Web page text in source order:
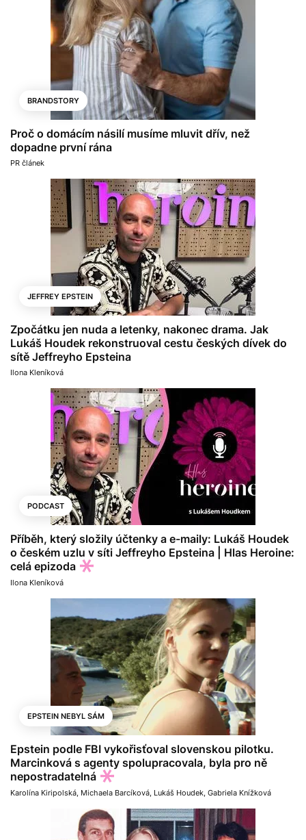
BRANDSTORY
Proč o domácím násilí musíme mluvit dřív, než
dopadne první rána
PR článek
JEFFREY EPSTEIN
Zpočátku jen nuda a letenky, nakonec drama. Jak
Lukáš Houdek rekonstruoval cestu českých dívek do
sítě Jeffreyho Epsteina
Ilona Kleníková
PODCAST
Příběh, který složily účtenky a e-maily: Lukáš Houdek
o českém uzlu v síti Jeffreyho Epsteina | Hlas Heroine:
celá epizoda
Ilona Kleníková
EPSTEIN NEBYL SÁM
Epstein podle FBI vykořisťoval slovenskou pilotku.
Marcinková s agenty spolupracovala, byla pro ně
nepostradatelná
Karolína Kiripolská, Michaela Barcíková, Lukáš Houdek, Gabriela Knížková